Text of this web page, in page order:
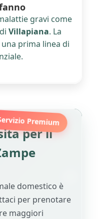
gravi come
Villapiana. La
prima linea di
Premium
per il
domestico è
per prenotare
maggiori